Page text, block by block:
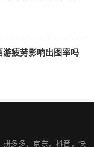
疲劳影响出图率吗
拼多多，京东，抖音，快